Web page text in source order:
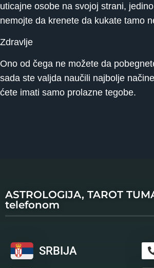
uticajne osobe na svojoj strani,
nemojte da krenete da kukate tamo
Zdravlje
Ono od čega ne možete da
sada ste valjda naučili najbolje
ćete imati samo prolazne tegobe.
ASTROLOGIJA, TAROT
telefonom
SRBIJA